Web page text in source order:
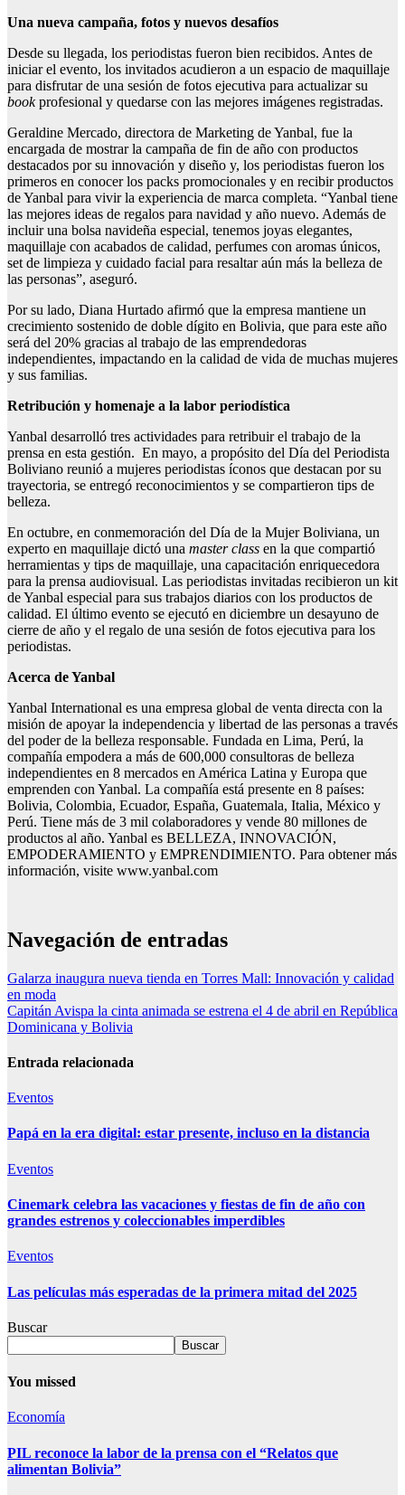
Una nueva campaña, fotos y nuevos desafíos
Desde su llegada, los periodistas fueron bien recibidos. Antes de
iniciar el evento, los invitados acudieron a un espacio de maquillaje
para disfrutar de una sesión de fotos ejecutiva para actualizar su
bookprofesional y quedarse con las mejores imágenes registradas.
Geraldine Mercado, directora de Marketing de Yanbal, fue la
encargada de mostrar la campaña de fin de año con productos
destacados por su innovación y diseño y, los periodistas fueron los
primeros en conocer los packs promocionales y en recibir productos
de Yanbal para vivir la experiencia de marca completa. “Yanbal tiene
las mejores ideas de regalos para navidad y año nuevo. Además de
incluir una bolsa navideña especial, tenemos joyas elegantes,
maquillaje con acabados de calidad, perfumes con aromas únicos,
set de limpieza y cuidado facial para resaltar aún más la belleza de
las personas”, aseguró.
Por su lado, Diana Hurtado afirmó que la empresa mantiene un
crecimiento sostenido de doble dígito en Bolivia, que para este año
será del 20% gracias al trabajo de las emprendedoras
independientes, impactando en la calidad de vida de muchas mujeres
y sus familias.
Retribución y homenaje a la labor periodística
Yanbal desarrolló tres actividades para retribuir el trabajo de la
prensa en esta gestión. En mayo, a propósito del Día del Periodista
Boliviano reunió a mujeres periodistas íconos que destacan por su
trayectoria, se entregó reconocimientos y se compartieron tips de
belleza.
En octubre, en conmemoración del Día de la Mujer Boliviana, un
experto en maquillaje dictó una master class en la que compartió
herramientas y tips de maquillaje, una capacitación enriquecedora
para la prensa audiovisual. Las periodistas invitadas recibieron un kit
de Yanbal especial para sus trabajos diarios con los productos de
calidad. El último evento se ejecutó en diciembre un desayuno de
cierre de año y el regalo de una sesión de fotos ejecutiva para los
periodistas.
Acerca de Yanbal
Yanbal International es una empresa global de venta directa con la
misión de apoyar la independencia y libertad de las personas a través
del poder de la belleza responsable. Fundada en Lima, Perú, la
compañía empodera a más de 600,000 consultoras de belleza
independientes en 8 mercados en América Latina y Europa que
emprenden con Yanbal. La compañía está presente en 8 países:
Bolivia, Colombia, Ecuador, España, Guatemala, Italia, México y
Perú. Tiene más de 3 mil colaboradores y vende 80 millones de
productos al año. Yanbal es BELLEZA, INNOVACIÓN,
EMPODERAMIENTO y EMPRENDIMIENTO. Para obtener más
información, visite www.yanbal.com
Navegación de entradas
Galarza inaugura nueva tienda en Torres Mall: Innovación y calidad
en moda
Capitán Avispa la cinta animada se estrena el 4 de abril en República
Dominicana y Bolivia
Entrada relacionada
Eventos
Papá en la era digital: estar presente, incluso en la distancia
Eventos
Cinemark celebra las vacaciones y fiestas de fin de año con
grandes estrenos y coleccionables imperdibles
Eventos
Las películas más esperadas de la primera mitad del 2025
Buscar
Buscar
You missed
Economía
PIL reconoce la labor de la prensa con el “Relatos que
alimentan Bolivia”